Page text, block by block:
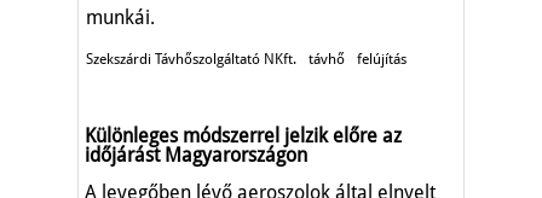
munkái.
Szekszárdi Távhőszolgáltató NKft. távhő felújítás
Különleges módszerrel jelzik előre az
időjárást Magyarországon
A levegőben lévő aeroszolok által elnyelt